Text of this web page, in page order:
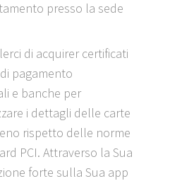
presso la sede
di acquirer certificati
pagamento
e banche per
i dettagli delle carte
rispetto delle norme
PCI. Attraverso la Sua
forte sulla Sua app